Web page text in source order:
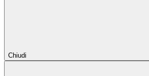
Chiudi